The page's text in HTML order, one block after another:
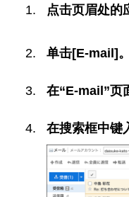
点击页眉处的
单击[E-mail]。
在“E-mail”页
在搜索框中键